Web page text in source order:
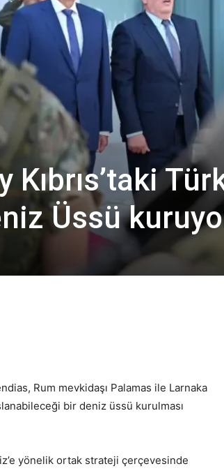
Üssü
Rum mevkidaşı Palamas ile Larnaka
bir deniz üssü kurulması
yönelik ortak strateji çerçevesinde